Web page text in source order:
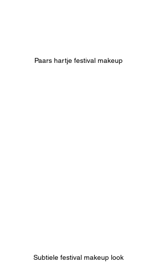
Paars hartje festival makeup
Subtiele festival makeup look